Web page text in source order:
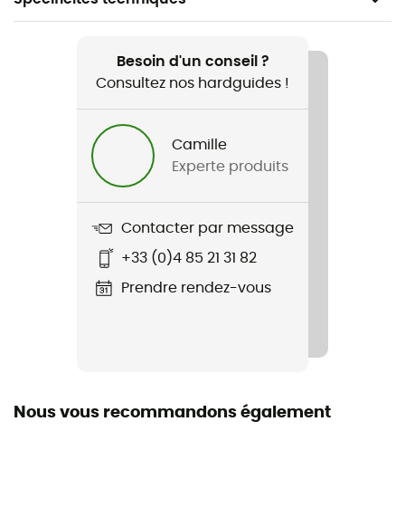
Homme / Femme
Nom du produit
Fovea / Fovea Race Lens Cat 2
Besoin d'un conseil ?
Consultez nos hardguides !
Camille
Experte produits
Contacter par message
+33 (0)4 85 21 31 82
Prendre rendez-vous
Nous vous recommandons également